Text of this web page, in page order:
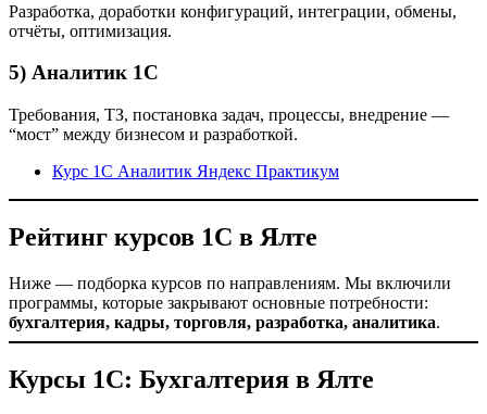
Разработка, доработки конфигураций, интеграции, обмены,
отчёты, оптимизация.
5) Аналитик 1С
Требования, ТЗ, постановка задач, процессы, внедрение —
“мост” между бизнесом и разработкой.
Курс 1С Аналитик Яндекс Практикум
Рейтинг курсов 1С в Ялте
Ниже — подборка курсов по направлениям. Мы включили
программы, которые закрывают основные потребности:
бухгалтерия, кадры, торговля, разработка, аналитика.
Курсы 1С: Бухгалтерия в Ялте